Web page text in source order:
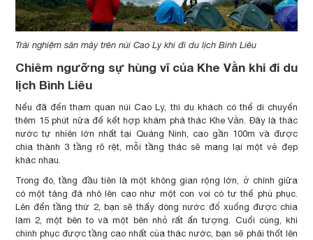
Trải nghiệm săn mây trên núi Cao Ly khi đi du lịch Bình Liêu
Chiêm ngưỡng sự hùng vĩ của Khe Vằn khi đi du
lịch Bình Liêu
Nếu đã đến tham quan núi Cao Ly, thì du khách có thể di chuyển
thêm 15 phút nữa để kết hợp khám phá thác Khe Vằn. Đây là thác
nước tự nhiên lớn nhất tại Quảng Ninh, cao gần 100m và được
chia thành 3 tầng rõ rệt, mỗi tầng thác sẽ mang lại một vẻ đẹp
khác nhau.
Trong đó, tầng đầu tiên là một không gian rộng lớn, ở chính giữa
có một tảng đá nhô lên cao như một con voi có tư thế phủ phục.
Lên đến tầng thứ 2, bạn sẽ thấy dòng nước đổ xuống được chia
làm 2, một bên to và một bên nhỏ rất ấn tượng. Cuối cùng, khi
chinh phục được tầng cao nhất của thác nước, bạn sẽ phải thốt lên